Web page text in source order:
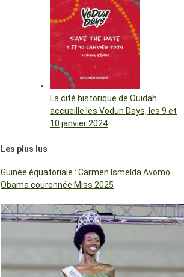
La cité historique de Ouidah
accueille les Vodun Days, les 9 et
10 janvier 2024
Les plus lus
Guinée équatoriale : Carmen Ismelda Avomo
Obama couronnée Miss 2025